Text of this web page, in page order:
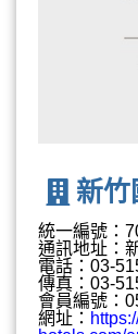
新竹
統一編號：
通訊地址：
電話：03-
傳真：03-
會員編號：
網址：